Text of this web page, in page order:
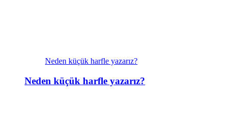
Neden küçük harfle yazarız?
Neden küçük harfle yazarız?